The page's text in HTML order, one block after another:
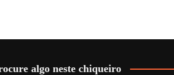
algo neste chiqueiro